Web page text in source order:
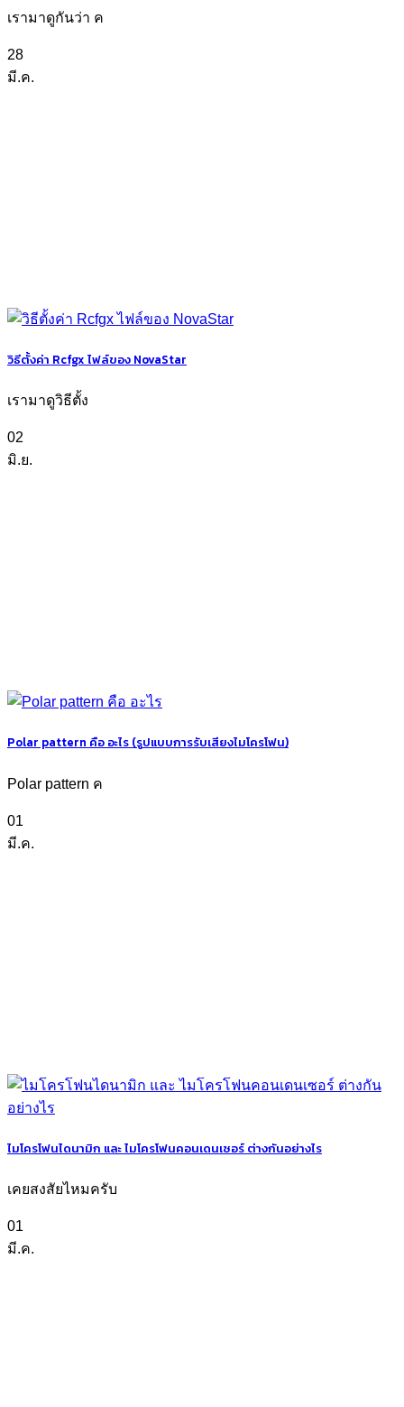
เรามาดูกันว่า ค
28
มี.ค.
วิธีตั้งค่า Rcfgx ไฟล์ของ NovaStar
เรามาดูวิธีตั้ง
02
มิ.ย.
Polar pattern คือ อะไร (รูปแบบการรับเสียงไมโครโฟน)
Polar pattern ค
01
มี.ค.
ไมโครโฟนไดนามิก และ ไมโครโฟนคอนเดนเซอร์ ต่างกันอย่างไร
เคยสงสัยไหมครับ
01
มี.ค.